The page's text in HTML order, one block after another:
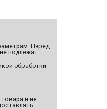
Перед
подлежат.
обработки
и не